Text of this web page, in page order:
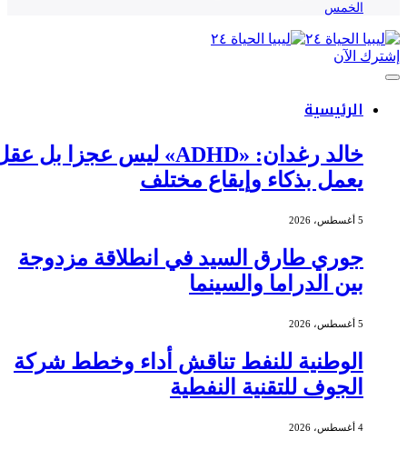
الخمس
إشترك الآن
الرئيسية
خالد رغدان: «ADHD» ليس عجزا بل عقل
يعمل بذكاء وإيقاع مختلف
جوري طارق السيد في انطلاقة مزدوجة
بين الدراما والسينما
الوطنية للنفط تناقش أداء وخطط شركة
الجوف للتقنية النفطية